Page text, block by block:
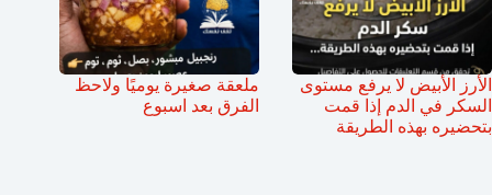
الأرز الأبيض لا يرفع مستوى
السكر في الدم إذا قمت
بتحضيره بهذه الطريقة
ملعقة صغيرة يوميًا ولاحظ
الفرق بعد اسبوع